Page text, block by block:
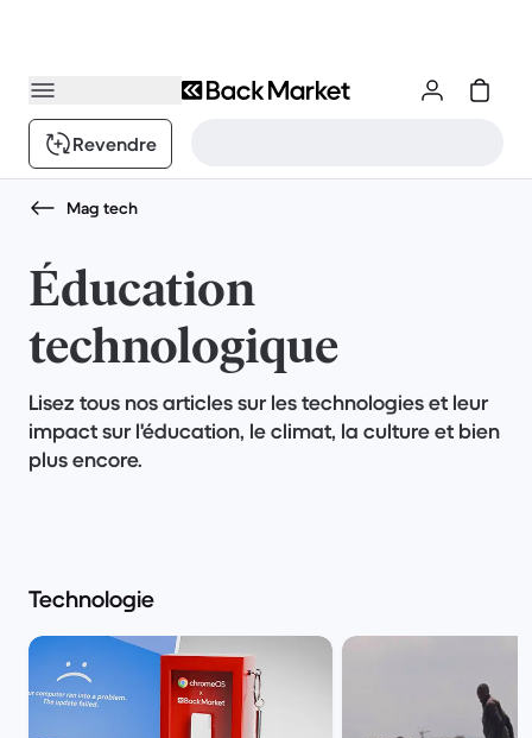
Revendre
Mag tech
Éducation
technologique
Lisez tous nos articles sur les technologies et leur
impact sur l'éducation, le climat, la culture et bien
plus encore.
Technologie